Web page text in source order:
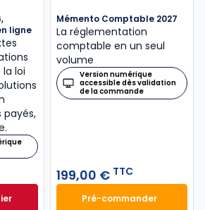
ligne
loi
travail 2026, annoté, commenté en ligne à
Mémento Comptable 2027
La réglementation
comptable en un seul
volume
Version numérique
accessible dès validation
de la commande
199,00 € TTC
Pré-commander
Mémento